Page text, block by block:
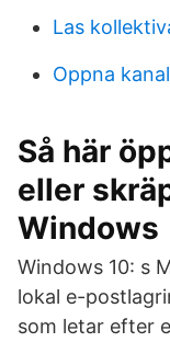
Las
Oppna
Så här
eller
Windows
Windows 10: s
lokal e-
som letar efter